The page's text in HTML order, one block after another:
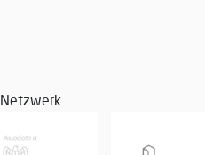
Netzwerk